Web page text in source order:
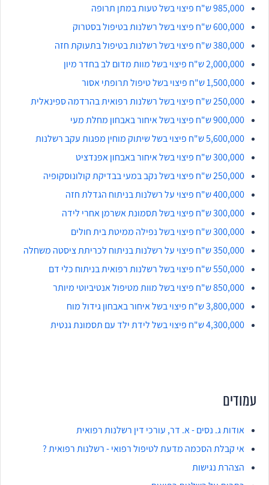
985,000 ש"ח פיצוי בשל טעות במתן תרופה
600,000 ש"ח פיצוי בשל רשלנות בטיפול בסטרוק
380,000 ש"ח פיצוי בשל רשלנות בטיפול בתעוקת חזה
2,000,000 ש"ח פיצוי בשל מוות מדום לב בחדר מיון
1,500,000 ש"ח פיצוי בשל טיפול תרופתי אסור
250,000 ש"ח פיצוי בשל רשלנות רפואית בהרדמה ספינאלית
900,000 ש"ח פיצוי בשל איחור באבחון מחלת מעי
5,600,000 ש"ח פיצוי בשל שיתוק מוחין מפגות עקב רשלנות
300,000 ש"ח פיצוי בשל איחור באבחון אפנדציט
250,000 ש"ח פיצוי בשל נקב במעי בבדיקת קולונוסקופיה
400,000 ש"ח פיצוי על רשלנות בניתוח הגדלת חזה
300,000 ש"ח פיצוי בשל תסמונת אשרמן אחרי לידה
300,000 ש"ח פיצוי בשל נפילה ממיטת בית חולים
350,000 ש"ח פיצוי על רשלנות בניתוח לכריתת ציסטה משחלה
550,000 ש"ח פיצוי בשל רשלנות רפואית בניתוח כלי דם
850,000 ש"ח פיצוי בשל מוות מטיפול אנטיביוטי מיותר
3,800,000 ש"ח פיצוי בשל איחור באבחון גידול מוח
4,300,000 ש"ח פיצוי בשל לידת ילד עם תסמונת גנטית
עמודים
אודות ג. נסים - א. דר, עורכי דין רשלנות רפואית
אי קבלת הסכמה מדעת לטיפול רפואי - רשלנות רפואית ?
הצהרת נגישות